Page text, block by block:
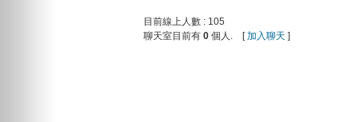
目前線上人數 : 105
聊天室目前有 0 個人. [加入聊天 ]